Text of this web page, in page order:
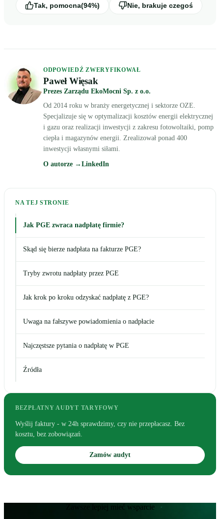
Tak, pomocna(94%) Nie, brakuje czegoś
ODPOWIEDŹ ZWERYFIKOWAŁ
Paweł Więsak
Prezes Zarządu EkoMocni Sp. z o.o.
Od 2014 roku w branży energetycznej i sektorze OZE.
Specjalizuje się w optymalizacji kosztów energii elektrycznej
i gazu oraz realizacji inwestycji z zakresu fotowoltaiki, pomp
ciepła i magazynów energii. Zrealizował ponad 400
inwestycji własnymi siłami.
O autorze → LinkedIn
NA TEJ STRONIE
Jak PGE zwraca nadpłatę firmie?
Skąd się bierze nadpłata na fakturze PGE?
Tryby zwrotu nadpłaty przez PGE
Jak krok po kroku odzyskać nadpłatę z PGE?
Uwaga na fałszywe powiadomienia o nadpłacie
Najczęstsze pytania o nadpłatę w PGE
Źródła
BEZPŁATNY AUDYT TARYFOWY
Wyślij faktury - w 24h sprawdzimy, czy nie przepłacasz. Bez
kosztu, bez zobowiązań.
Zamów audyt
Zawsze lepiej mieć wsparcie